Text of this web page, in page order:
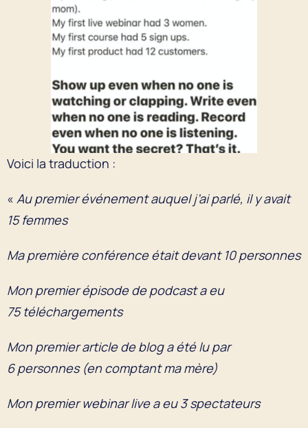
Voici la traduction :
« Au premier événement auquel j’ai parlé, il y avait
15 femmes
Ma première conférence était devant 10 personnes
Mon premier épisode de podcast a eu
75 téléchargements
Mon premier article de blog a été lu par
6 personnes (en comptant ma mère)
Mon premier webinar live a eu 3 spectateurs